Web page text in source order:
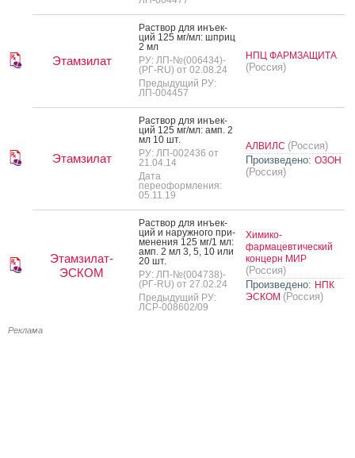
Этамзилат
Рас­твор для инъ­ек­
ций 125 мг/мл: шприц
2 мл
РУ: ЛП-№(006434)-
(РГ-RU) от 02.08.24
Предыдущий РУ:
ЛП-004457
НПЦ ФАРМЗАЩИТА
(Россия)
Этамзилат
Рас­твор для инъ­ек­
ций 125 мг/мл: амп. 2
мл 10 шт.
РУ: ЛП-002436 от
21.04.14
Дата
переоформления:
05.11.19
АЛВИЛС (Россия)
Произведено: ОЗОН
(Россия)
Этамзилат-
ЭСКОМ
Рас­твор для инъ­ек­
ций и на­руж­но­го при­
мене­ния 125 мг/1 мл:
амп. 2 мл 3, 5, 10 или
20 шт.
РУ: ЛП-№(004738)-
(РГ-RU) от 27.02.24
Предыдущий РУ:
ЛСР-008602/09
Химико-
фармацевтический
концерн МИР
(Россия)
Произведено: НПК
ЭСКОМ (Россия)
Реклама